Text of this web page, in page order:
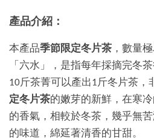
產品介紹：
本產品季節限定冬片茶 ，數量
「六水」，是指每年採摘完冬
10斤茶菁可以產出1斤冬片茶，
定冬片茶的嫩芽的新鮮，在寒
的香氣，相較於冬茶，幾乎無
的味道，綿延著清香的甘甜。